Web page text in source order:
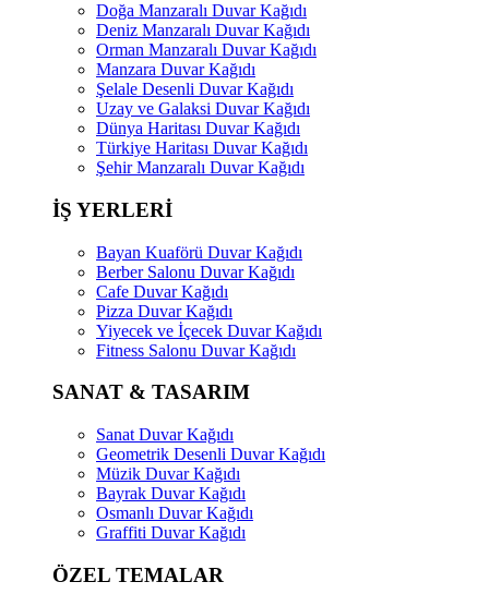
Doğa Manzaralı Duvar Kağıdı
Deniz Manzaralı Duvar Kağıdı
Orman Manzaralı Duvar Kağıdı
Manzara Duvar Kağıdı
Şelale Desenli Duvar Kağıdı
Uzay ve Galaksi Duvar Kağıdı
Dünya Haritası Duvar Kağıdı
Türkiye Haritası Duvar Kağıdı
Şehir Manzaralı Duvar Kağıdı
İŞ YERLERİ
Bayan Kuaförü Duvar Kağıdı
Berber Salonu Duvar Kağıdı
Cafe Duvar Kağıdı
Pizza Duvar Kağıdı
Yiyecek ve İçecek Duvar Kağıdı
Fitness Salonu Duvar Kağıdı
SANAT & TASARIM
Sanat Duvar Kağıdı
Geometrik Desenli Duvar Kağıdı
Müzik Duvar Kağıdı
Bayrak Duvar Kağıdı
Osmanlı Duvar Kağıdı
Graffiti Duvar Kağıdı
ÖZEL TEMALAR